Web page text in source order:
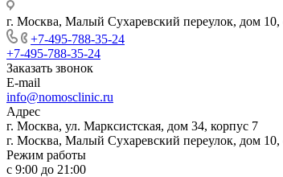
г. Москва, Малый Сухаревский переулок, дом 10,
+7-495-788-35-24
+7-495-788-35-24
Заказать звонок
E-mail
info@nomosclinic.ru
Адрес
г. Москва, ул. Марксистская, дом 34, корпус 7
г. Москва, Малый Сухаревский переулок, дом 10,
Режим работы
с 9:00 до 21:00